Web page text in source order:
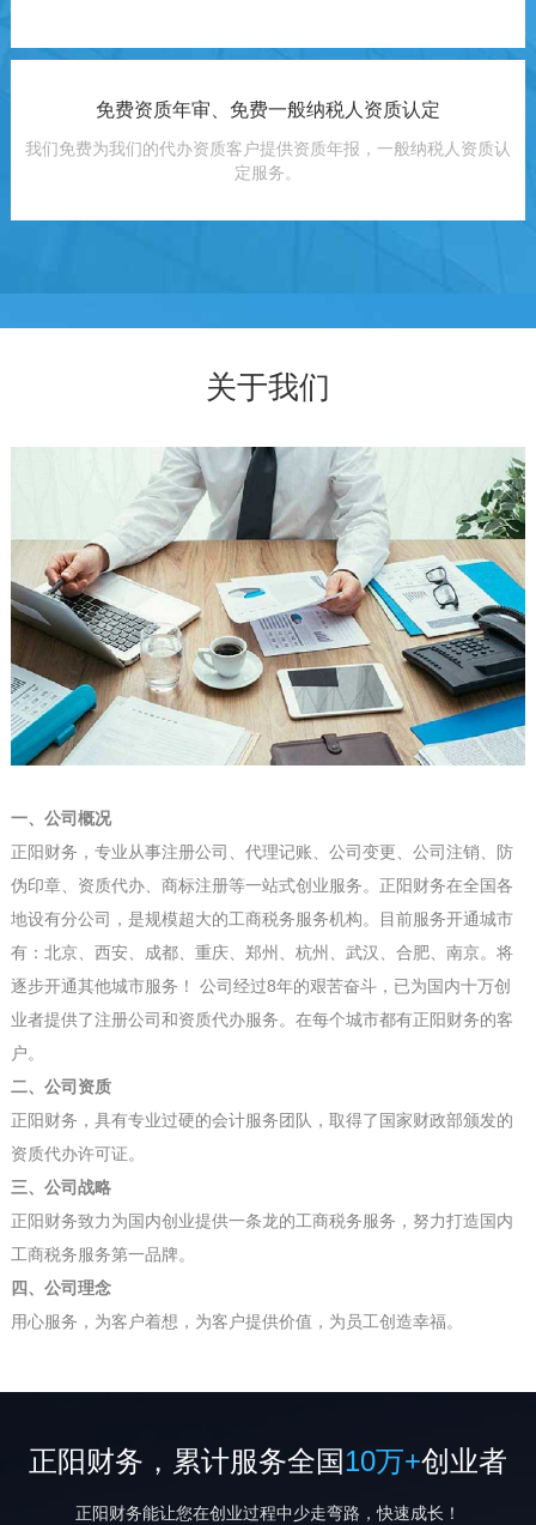
免费资质年审、免费一般纳税人资质认定
我们免费为我们的代办资质客户提供资质年报，一般纳税人资质认
定服务。
关于我们
一、公司概况
正阳财务，专业从事注册公司、代理记账、公司变更、公司注销、防
伪印章、资质代办、商标注册等一站式创业服务。正阳财务在全国各
地设有分公司，是规模超大的工商税务服务机构。目前服务开通城市
有： 北京、西安、成都、重庆、郑州、杭州、武汉、合肥、南京。将
逐步开通其他城市服务！ 公司经过8年的艰苦奋斗，已为国内十万创
业者提供了注册公司和资质代办服务。在每个城市都有正阳财务的客
户。
二、公司资质
正阳财务，具有专业过硬的会计服务团队，取得了国家财政部颁发的
资质代办许可证。
三、公司战略
正阳财务致力为国内创业提供一条龙的工商税务服务，努力打造国内
工商税务服务第一品牌。
四、公司理念
用心服务，为客户着想，为客户提供价值，为员工创造幸福。
正阳财务，累计服务全国10万+创业者
正阳财务能让您在创业过程中少走弯路，快速成长！